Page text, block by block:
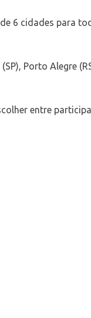
6 cidades para
Porto Alegre
entre